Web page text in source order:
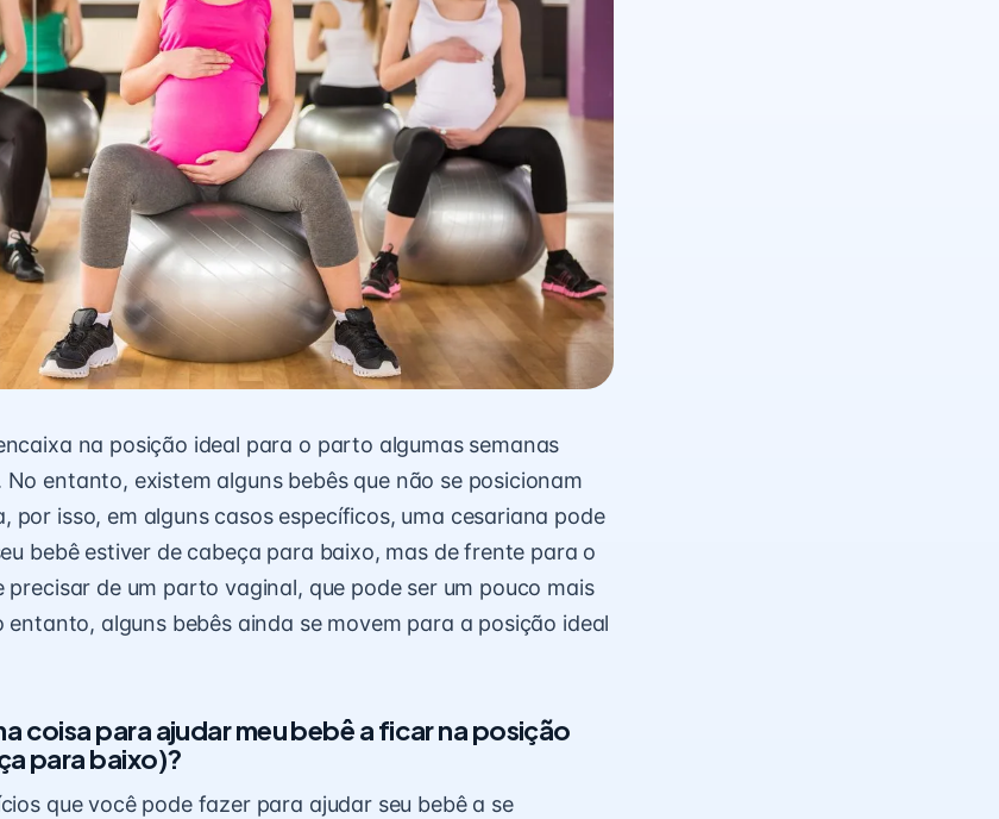
na posição ideal para o parto algumas semanas
entanto, existem alguns bebês que não se posicionam
por isso, em alguns casos específicos, uma cesariana pode
bebê estiver de cabeça para baixo, mas de frente para o
de um parto vaginal, que pode ser um pouco mais
entanto, alguns bebês ainda se movem para a posição ideal
coisa para ajudar meu bebê a ficar na posição
para baixo)?
que você pode fazer para ajudar seu bebê a se